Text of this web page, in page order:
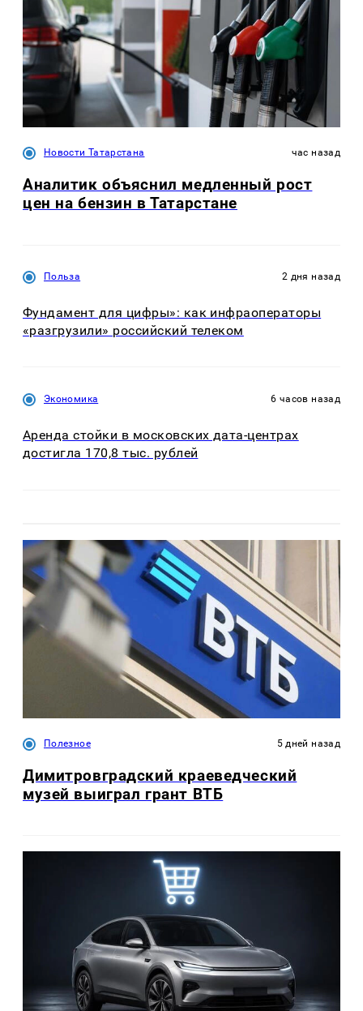
Новости Татарстана час назад
Аналитик объяснил медленный рост
цен на бензин в Татарстане
Польза 2 дня назад
Фундамент для цифры»: как инфраоператоры
«разгрузили» российский телеком
Экономика 6 часов назад
Аренда стойки в московских дата-центрах
достигла 170,8 тыс. рублей
Полезное 5 дней назад
Димитровградский краеведческий
музей выиграл грант ВТБ